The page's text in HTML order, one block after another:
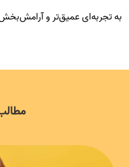
به تجربه‌ای عمیق‌تر و